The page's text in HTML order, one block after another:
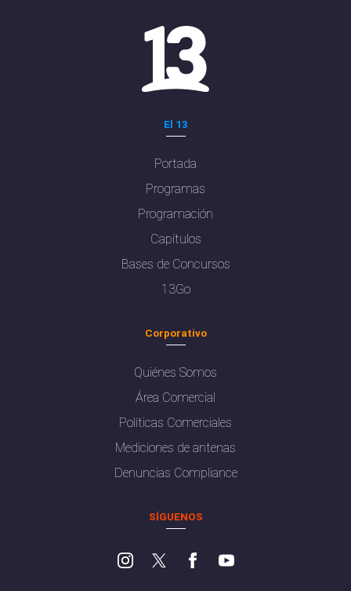
El 13
Portada
Programas
Programación
Capítulos
Bases de Concursos
13Go
Corporativo
Quiénes Somos
Área Comercial
Políticas Comerciales
Mediciones de antenas
Denuncias Compliance
SÍGUENOS